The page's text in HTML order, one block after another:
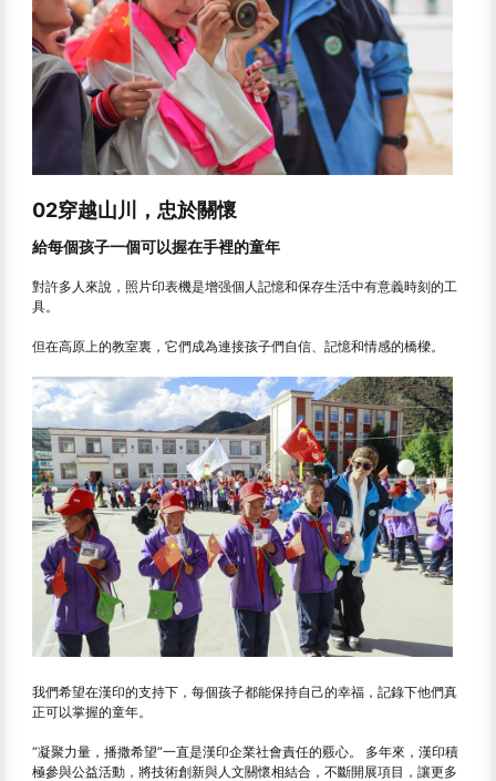
02穿越山川，忠於關懷
給每個孩子一個可以握在手裡的童年
對許多人來說，照片印表機是增强個人記憶和保存生活中有意義時刻的工
具。
但在高原上的教室裏，它們成為連接孩子們自信、記憶和情感的橋樑。
我們希望在漢印的支持下，每個孩子都能保持自己的幸福，記錄下他們真
正可以掌握的童年。
“凝聚力量，播撒希望”一直是漢印企業社會責任的覈心。 多年來，漢印積
極參與公益活動，將技術創新與人文關懷相結合，不斷開展項目，讓更多